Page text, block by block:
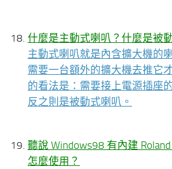
什麼是主動式喇叭？什麼是被
主動式喇叭就是內含擴大機的
需要一台額外的擴大機去推它
的看法是：需要接上電源插座
反之則是被動式喇叭。
聽說 Windows98 有內建
怎麼使用？